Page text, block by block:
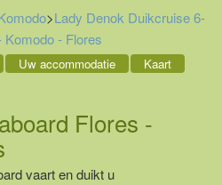
>Lady Denok Duikcruise 6-
Komodo - Flores
Uw accommodatie
Kaart
Flores -
vaart en duikt u